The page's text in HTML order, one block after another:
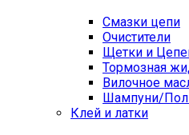
Смазки цепи
Очистители
Щетки и
Тормозная
Вилочное
Шампуни/
Клей и латки